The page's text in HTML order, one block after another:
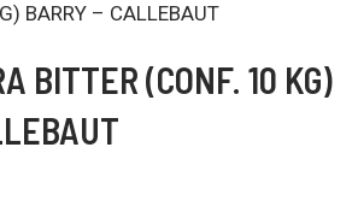
BARRY – CALLEBAUT
BITTER (CONF. 10 KG)